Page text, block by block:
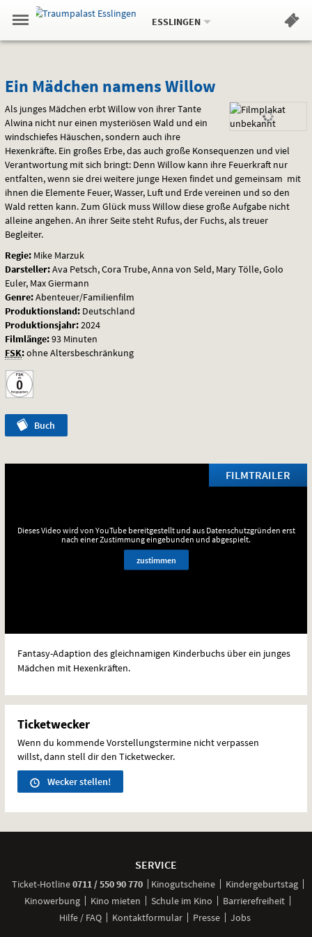
Springe
zum
,zum
.
Navigation
Gehe
zur
Standortauswahl
Standort:
ESSLINGEN.
Hinweis
Ein
Mädchen
namens
Willow
Ein Mädchen namens Willow
Als junges Mädchen erbt Willow von ihrer Tante
Alwina nicht nur einen mysteriösen Wald und ein
windschiefes Häuschen, sondern auch ihre
Hexenkräfte. Ein großes Erbe, das auch große Konsequenzen und viel
Verantwortung mit sich bringt: Denn Willow kann ihre Feuerkraft nur
entfalten, wenn sie drei weitere junge Hexen findet und gemeinsam mit
ihnen die Elemente Feuer, Wasser, Luft und Erde vereinen und so den
Wald retten kann. Zum Glück muss Willow diese große Aufgabe nicht
alleine angehen. An ihrer Seite steht Rufus, der Fuchs, als treuer
Begleiter.
Regie: Mike Marzuk
Darsteller:Ava Petsch, Cora Trube, Anna von Seld, Mary Tölle, Golo
Euler, Max Giermann
Genre:Abenteuer/Familienfilm
Produktionsland: Deutschland
Produktionsjahr:2024
Filmlänge:93 Minuten
FSK:ohne Altersbeschränkung
Buch
FILMTRAILER
Dieses Video wird von YouTube bereitgestellt und aus Datenschutzgründen erst
nach einer Zustimmung eingebunden und abgespielt.
zustimmen
Fantasy-Adaption des gleichnamigen Kinderbuchs über ein junges
Mädchen mit Hexenkräften.
Ticketwecker
Wenn du kommende Vorstellungstermine nicht verpassen
willst, dann stell dir den Ticketwecker.
Wecker stellen!
SERVICE
Ticket-Hotline0711 / 550 90 770anrufen
Kinogutscheine
Kindergeburtstag
Kinowerbung
Kino mieten Schule im Kino
Barrierefreiheit
Hilfe / FAQ
Kontaktformular Presse Jobs